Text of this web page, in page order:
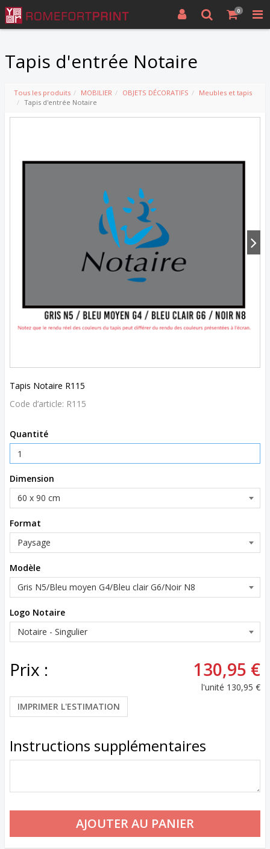
0
Tapis d'entrée Notaire
Tous les produits MOBILIER OBJETS DÉCORATIFS
Meubles et tapis
Tapis d'entrée Notaire
Tapis Notaire R115
Code d’article: R115
Quantité
Dimension
Format
Modèle
Logo Notaire
Prix : 130,95 €
l'unité 130,95 €
IMPRIMER L'ESTIMATION
Instructions supplémentaires